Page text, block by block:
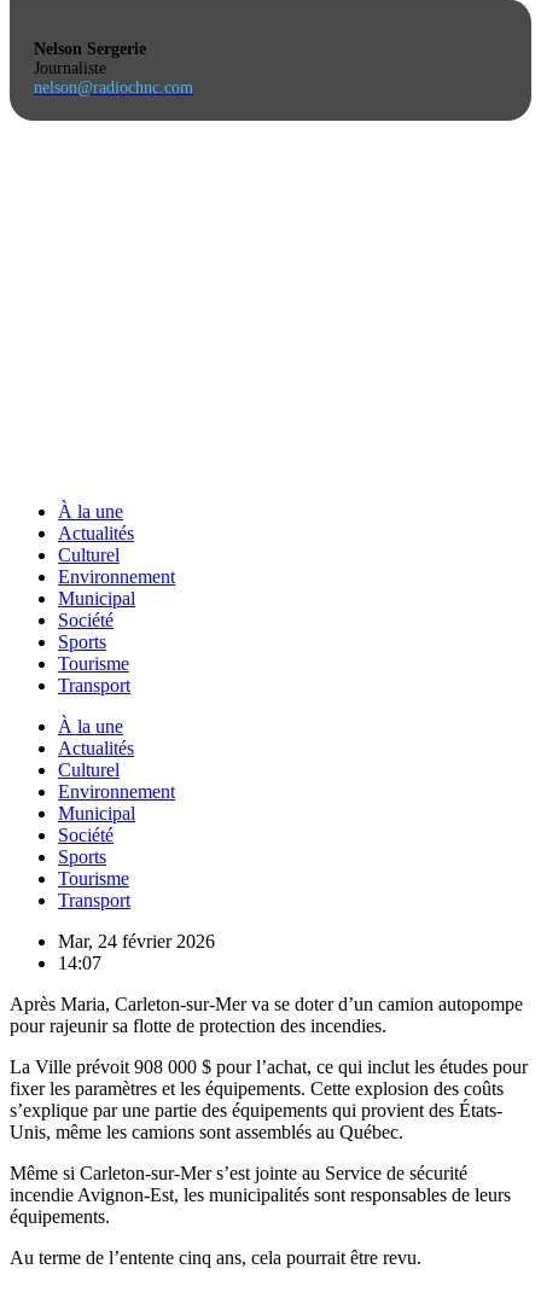
Nelson Sergerie
Journaliste
nelson@radiochnc.com
À la une
Actualités
Culturel
Environnement
Municipal
Société
Sports
Tourisme
Transport
À la une
Actualités
Culturel
Environnement
Municipal
Société
Sports
Tourisme
Transport
Mar, 24 février 2026
14:07
Après Maria, Carleton-sur-Mer va se doter d’un camion autopompe
pour rajeunir sa flotte de protection des incendies.
La Ville prévoit 908 000 $ pour l’achat, ce qui inclut les études pour
fixer les paramètres et les équipements. Cette explosion des coûts
s’explique par une partie des équipements qui provient des États-
Unis, même les camions sont assemblés au Québec.
Même si Carleton-sur-Mer s’est jointe au Service de sécurité
incendie Avignon-Est, les municipalités sont responsables de leurs
équipements.
Au terme de l’entente cinq ans, cela pourrait être revu.